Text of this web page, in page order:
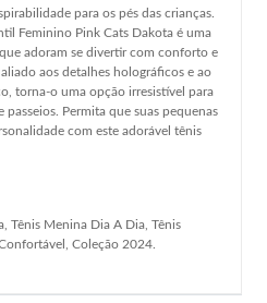
para os pés das crianças.
Feminino Pink Cats Dakota é uma
adoram se divertir com conforto e
aos detalhes holográficos e ao
torna-o uma opção irresistível para
Permita que suas pequenas
com este adorável tênis
Tênis Menina Dia A Dia, Tênis
Coleção 2024.